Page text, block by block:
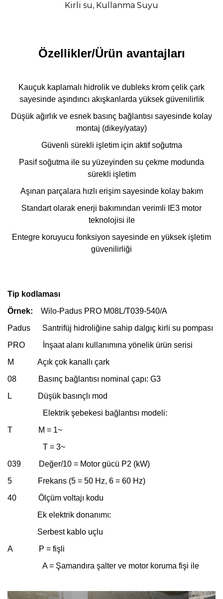
Kirli su, Kullanma Suyu
Özellikler/Ürün avantajları
Kauçuk kaplamalı hidrolik ve dubleks krom çelik çark
sayesinde aşındırıcı akışkanlarda yüksek güvenilirlik
Düşük ağırlık ve esnek basınç bağlantısı sayesinde kolay
montaj (dikey/yatay)
Güvenli sürekli işletim için aktif soğutma
Pasif soğutma ile su yüzeyinden su çekme modunda
sürekli işletim
Aşınan parçalara hızlı erişim sayesinde kolay bakım
Standart olarak enerji bakımından verimli IE3 motor
teknolojisi ile
Entegre koruyucu fonksiyon sayesinde en yüksek işletim
güvenilirliği
Tip kodlaması
Örnek: Wilo-Padus PRO M08L/T039-540/A
Padus Santrifüj hidroliğine sahip dalgıç kirli su pompası
PRO İnşaat alanı kullanımına yönelik ürün serisi
M Açık çok kanallı çark
08 Basınç bağlantısı nominal çapı: G3
L Düşük basınçlı mod
Elektrik şebekesi bağlantısı modeli:
T M = 1~
T = 3~
039 Değer/10 = Motor gücü P2 (kW)
5 Frekans (5 = 50 Hz, 6 = 60 Hz)
40 Ölçüm voltajı kodu
Ek elektrik donanımı:
Serbest kablo uçlu
A P = fişli
A = Şamandıra şalter ve motor koruma fişi ile